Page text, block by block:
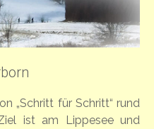
„Schritt für Schritt“ rund
ist am Lippesee und